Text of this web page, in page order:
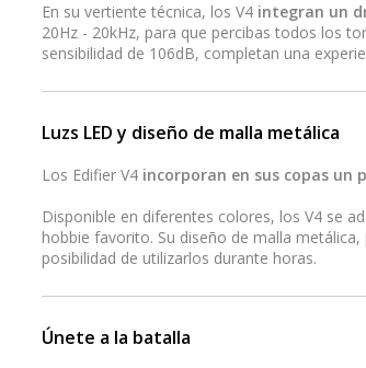
En su vertiente técnica, los V4 integran un
20Hz - 20kHz, para que percibas todos los
sensibilidad de 106dB, completan una
Luzs LED y diseño de malla metálica
Los Edifier V4 incorporan en sus copas un
Disponible en diferentes colores, los V4 se
hobbie favorito. Su diseño de malla metálica,
posibilidad de utilizarlos durante horas.
Únete a la batalla